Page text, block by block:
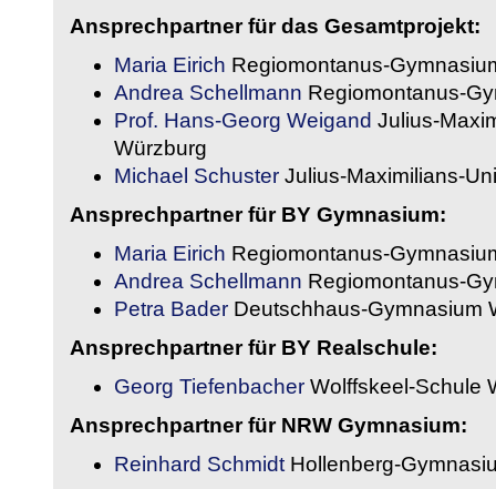
Ansprechpartner für das Gesamtprojekt:
Maria Eirich Regiomontanus-
Andrea Schellmann Regiomontanus-
Prof. Hans-Georg Weigand Julius-
Würzburg
Michael Schuster Julius-Maximilians-
Ansprechpartner für BY Gymnasium:
Maria Eirich Regiomontanus-
Andrea Schellmann Regiomontanus-
Petra Bader Deutschhaus-Gymnasium
Ansprechpartner für BY Realschule:
Georg Tiefenbacher Wolffskeel-Schule
Ansprechpartner für NRW Gymnasium:
Reinhard Schmidt Hollenberg-